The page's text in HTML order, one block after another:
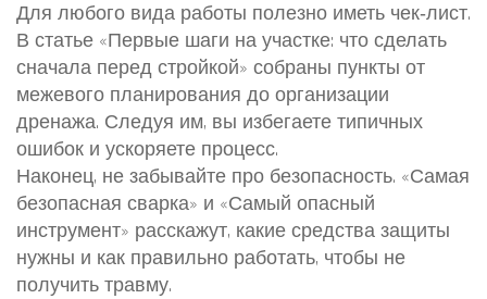
Для любого вида работы полезно иметь чек‑лист.
В статье «Первые шаги на участке: что сделать
сначала перед стройкой» собраны пункты от
межевого планирования до организации
дренажа. Следуя им, вы избегаете типичных
ошибок и ускоряете процесс.
Наконец, не забывайте про безопасность. «Самая
безопасная сварка» и «Самый опасный
инструмент» расскажут, какие средства защиты
нужны и как правильно работать, чтобы не
получить травму.